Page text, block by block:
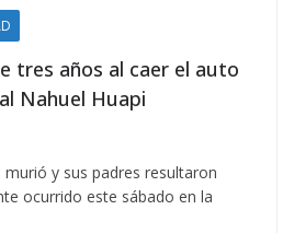
tres años al caer el auto
Nahuel Huapi
y sus padres resultaron
ocurrido este sábado en la